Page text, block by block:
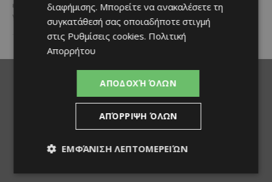
επαρχία Λάρνακας. Πρόκειται
για τρία συνεχόμενα...
διαφήμισης. Μπορείτε να ανακαλέσετε τη
συγκατάθεσή σας οποιαδήποτε στιγμή
στις Ρυθμίσεις cookies. Πολιτική
Απορρήτου
ΑΠΟΔΟΧΉ ΌΛΩΝ
ΑΠΌΡΡΙΨΗ ΌΛΩΝ
ΕΜΦΆΝΙΣΗ ΛΕΠΤΟΜΕΡΕΙΏΝ